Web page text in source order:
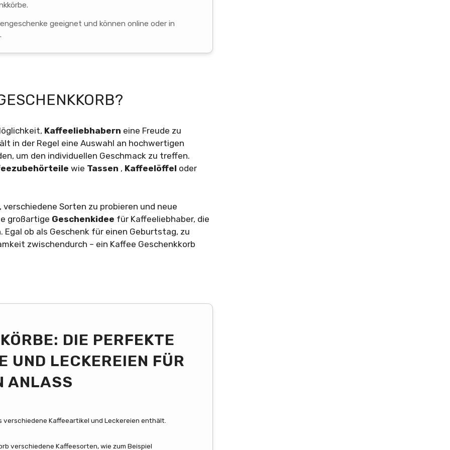
geeignet und können online oder in
Kaffeeliebhabern eine Freude zu
in der Regel eine Auswahl an hochwertigen
um den individuellen Geschmack zu treffen.
wie Tassen , Kaffeelöffel oder
Sorten zu probieren und neue
großartige Geschenkidee für Kaffeeliebhaber, die
ob als Geschenk für einen Geburtstag, zu
zwischendurch – ein Kaffee Geschenkkorb
DIE PERFEKTE
UND LECKEREIEN FÜR
ANLASS
verschiedene Kaffeeartikel und Leckereien enthält.
verschiedene Kaffeesorten, wie zum Beispiel